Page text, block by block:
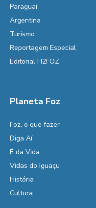
Paraguai
Argentina
Turismo
Reportagem Especial
Editorial H2FOZ
Planeta Foz
Foz, o que fazer
Diga Aí
É da Vida
Vidas do Iguaçu
História
Cultura